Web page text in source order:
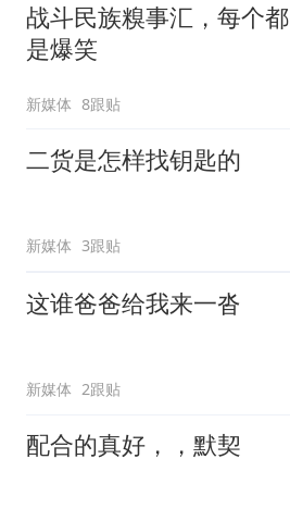
战斗民族糗事汇，每个都
是爆笑
新媒体 8跟贴
二货是怎样找钥匙的
新媒体 3跟贴
这谁爸爸给我来一沓
新媒体 2跟贴
配合的真好，，默契